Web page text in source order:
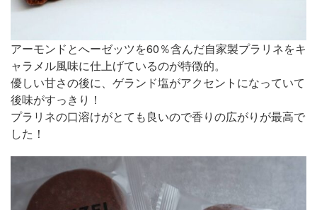
アーモンドとへーゼッツを60％含んだ自家製プラリネをキ
ャラメル風味に仕上げているのが特徴的。
優しい甘さの後に、ゲランド塩がアクセントになっていて
後味がすっきり！
プラリネの口溶けがとても良いので香りの広がりが最高で
した！